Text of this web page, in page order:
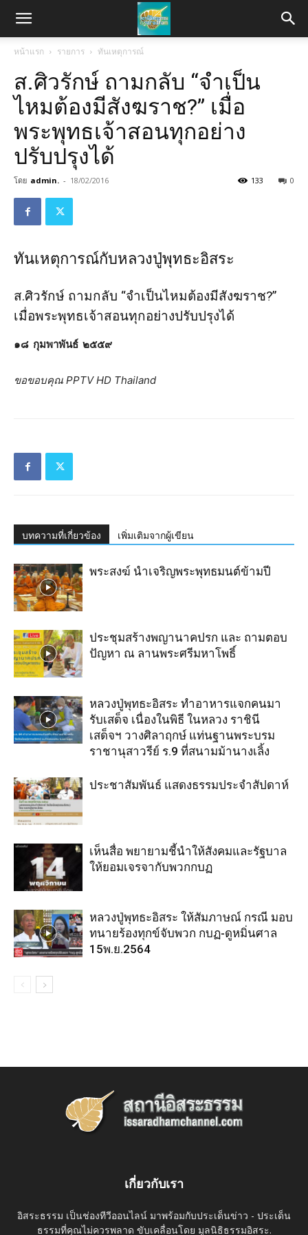
หน้าแรก รายการ ทันเหตุการณ์
ส.ศิวรักษ์ ถามกลับ “จำเป็น
ไหมต้องมีสังฆราช?” เมื่อ
พระพุทธเจ้าสอนทุกอย่าง
ปรับปรุงได้
โดย admin. - 18/02/2016 0
133
ทันเหตุการณ์กับหลวงปู่พุทธะอิสระ
ส.ศิวรักษ์ ถามกลับ “จำเป็นไหมต้องมีสังฆราช?”
เมื่อพระพุทธเจ้าสอนทุกอย่างปรับปรุงได้
๑๘ กุมพาพันธ์ ๒๕๕๙
ขอขอบคุณ PPTV HD Thailand
บทความที่เกี่ยวข้อง เพิ่มเติมจากผู้เขียน
พระสงฆ์ นำเจริญ​พระ​พุทธมนต์​ข้ามปี
ประชุมสร้างพญานาคปรก และ ถามตอบ
ปัญหา ณ ลานพระศรีมหาโพธิ์
หลวงปู่พุทธะอิสระ ทำอาหารแจกคนมา
รับเสด็จ เนื่องในพิธี ในหลวง ราชินี
เสด็จฯ วางศิลาฤกษ์ แท่นฐานพระบรม
ราชานุสาวรีย์ ร.9 ที่สนามม้านางเลิ้ง
ประชาสัมพันธ์ แสดงธรรมประจำสัปดาห์
เห็นสื่อ พยายามชี้นำให้สังคมและรัฐบาล
ให้ยอมเจรจากับพวกกบฏ
หลวงปู่พุทธะอิสระ ให้สัมภาษณ์ กรณี มอบ
ทนายร้องทุกข์จับพวก กบฏ-ดูหมิ่นศาล
15พ.ย.2564
เกี่ยวกับเรา
อิสระธรรม เป็นช่องทีวีออนไลน์ มาพร้อมกับประเด็นข่าว - ประเด็น
ธรรมที่คุณไม่ควรพลาด ขับเคลื่อนโดย มูลนิธิธรรมอิสระ.